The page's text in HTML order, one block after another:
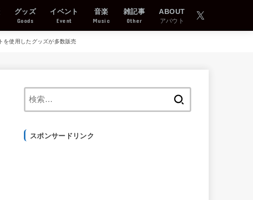
グッズ
Goods
イベント
Event
音楽
Music
雑記事
Other
ABOUT
アバウト
を使用したグッズが多数販売
スポンサードリンク